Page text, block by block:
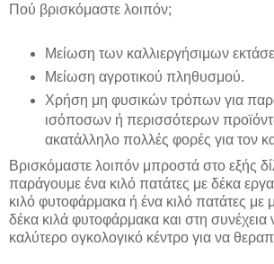
Πού βρισκόμαστε λοιπόν;
Μείωση των καλλιεργήσιμων
Μείωση αγροτικού πληθυσμού.
Χρήση μη φυσικών τρόπων για
ισόποσων ή περισσότερων
ακατάλληλο πολλές φορές για τον
Βρισκόμαστε λοιπόν μπροστά στο εξής
παράγουμε ένα κιλό πατάτες με δέκα
κιλό φυτοφάρμακα ή ένα κιλό πατάτες με
δέκα κιλά φυτοφάρμακα και στη
καλύτερο ογκολογικό κέντρο για να